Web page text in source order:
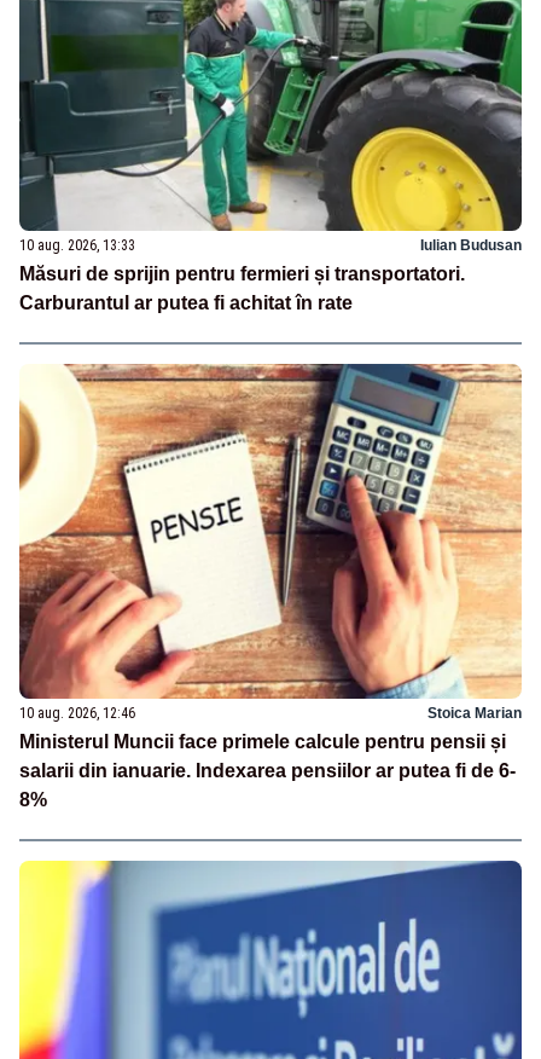
10 aug. 2026, 13:33 Iulian Budusan
Măsuri de sprijin pentru fermieri și transportatori.
Carburantul ar putea fi achitat în rate
10 aug. 2026, 12:46 Stoica Marian
Ministerul Muncii face primele calcule pentru pensii și
salarii din ianuarie. Indexarea pensiilor ar putea fi de 6-
8%